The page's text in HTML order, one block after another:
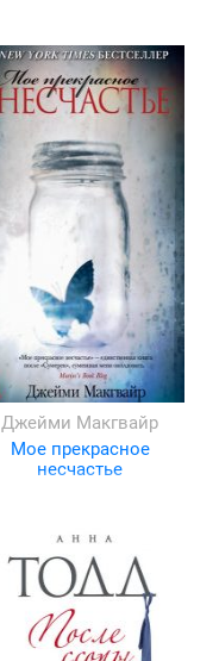
Джейми Макгвайр
Мое прекрасное
несчастье